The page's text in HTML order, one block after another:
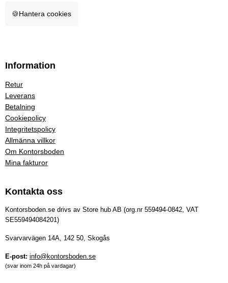
🍪Hantera cookies
Information
Retur
Leverans
Betalning
Cookiepolicy
Integritetspolicy
Allmänna villkor
Om Kontorsboden
Mina fakturor
Kontakta oss
Kontorsboden.se drivs av Store hub AB (org.nr 559494-0842, VAT
SE559494084201)
Svarvarvägen 14A, 142 50, Skogås
E-post: info@kontorsboden.se
(svar inom 24h på vardagar)